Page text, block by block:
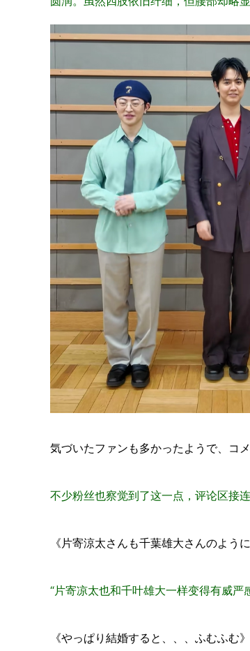
気づいたファンも多かったようで、コ
不少粉丝也察觉到了这一点，评论区接
《片寄涼太さんも千葉雄大さんのよう
“片寄凉太也和千叶雄大一样变得有威严
《やっぱり結婚すると、、、ふむふむ》